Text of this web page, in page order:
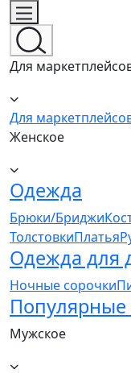
Для
Для
Женское
Одежда
Брюки/Бриджи
ТолстовкиПлатья
Одежда для
Ночные сорочки
Популярные
Мужское